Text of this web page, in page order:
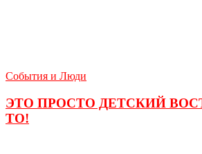
События и Люди
ЭТО ПРОСТО ДЕТСКИЙ
ТО!